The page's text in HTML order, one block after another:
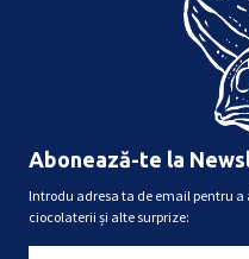
Abonează-te la
Introdu adresa ta de email pentru
ciocolaterii și alte surprize: